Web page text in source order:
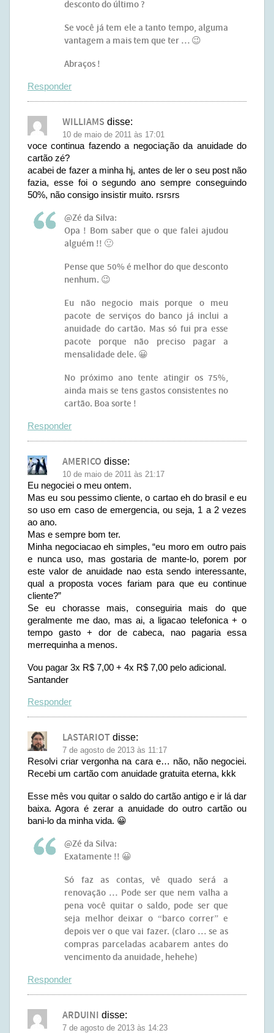
desconto do último ?
Se você já tem ele a tanto tempo, alguma
vantagem a mais tem que ter … 😉
Abraços !
Responder
WILLIAMS disse:
10 de maio de 2011 às 17:01
voce continua fazendo a negociação da anuidade do
cartão zé?
acabei de fazer a minha hj, antes de ler o seu post não
fazia, esse foi o segundo ano sempre conseguindo
50%, não consigo insistir muito. rsrsrs
@Zé da Silva:
Opa ! Bom saber que o que falei ajudou
alguém !! 🙂
Pense que 50% é melhor do que desconto
nenhum. 😉
Eu não negocio mais porque o meu
pacote de serviços do banco já inclui a
anuidade do cartão. Mas só fui pra esse
pacote porque não preciso pagar a
mensalidade dele. 😀
No próximo ano tente atingir os 75%,
ainda mais se tens gastos consistentes no
cartão. Boa sorte !
Responder
AMERICO disse:
10 de maio de 2011 às 21:17
Eu negociei o meu ontem.
Mas eu sou pessimo cliente, o cartao eh do brasil e eu
so uso em caso de emergencia, ou seja, 1 a 2 vezes
ao ano.
Mas e sempre bom ter.
Minha negociacao eh simples, “eu moro em outro pais
e nunca uso, mas gostaria de mante-lo, porem por
este valor de anuidade nao esta sendo interessante,
qual a proposta voces fariam para que eu continue
cliente?”
Se eu chorasse mais, conseguiria mais do que
geralmente me dao, mas ai, a ligacao telefonica + o
tempo gasto + dor de cabeca, nao pagaria essa
merrequinha a menos.
Vou pagar 3x R$ 7,00 + 4x R$ 7,00 pelo adicional.
Santander
Responder
LASTARIOT disse:
7 de agosto de 2013 às 11:17
Resolvi criar vergonha na cara e… não, não negociei.
Recebi um cartão com anuidade gratuita eterna, kkk
Esse mês vou quitar o saldo do cartão antigo e ir lá dar
baixa. Agora é zerar a anuidade do outro cartão ou
bani-lo da minha vida. 😀
@Zé da Silva:
Exatamente !! 😀
Só faz as contas, vê quado será a
renovação … Pode ser que nem valha a
pena você quitar o saldo, pode ser que
seja melhor deixar o “barco correr” e
depois ver o que vai fazer. (claro … se as
compras parceladas acabarem antes do
vencimento da anuidade, hehehe)
Responder
ARDUINI disse:
7 de agosto de 2013 às 14:23